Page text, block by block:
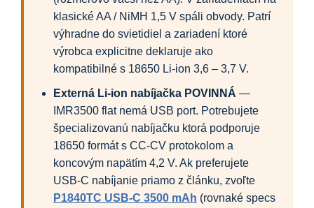
klasické AA / NiMH 1,5 V spáli obvody. Patrí
výhradne do svietidiel a zariadení ktoré
výrobca explicitne deklaruje ako
kompatibilné s 18650 Li-ion 3,6 – 3,7 V.
Externá Li-ion nabíjačka POVINNÁ —
IMR3500 flat nemá USB port. Potrebujete
špecializovanú nabíjačku ktorá podporuje
18650 formát s CC-CV protokolom a
koncovým napätím 4,2 V. Ak preferujete
USB-C nabíjanie priamo z článku, zvoľte
P1840TC USB-C 3500 mAh (rovnaké specs